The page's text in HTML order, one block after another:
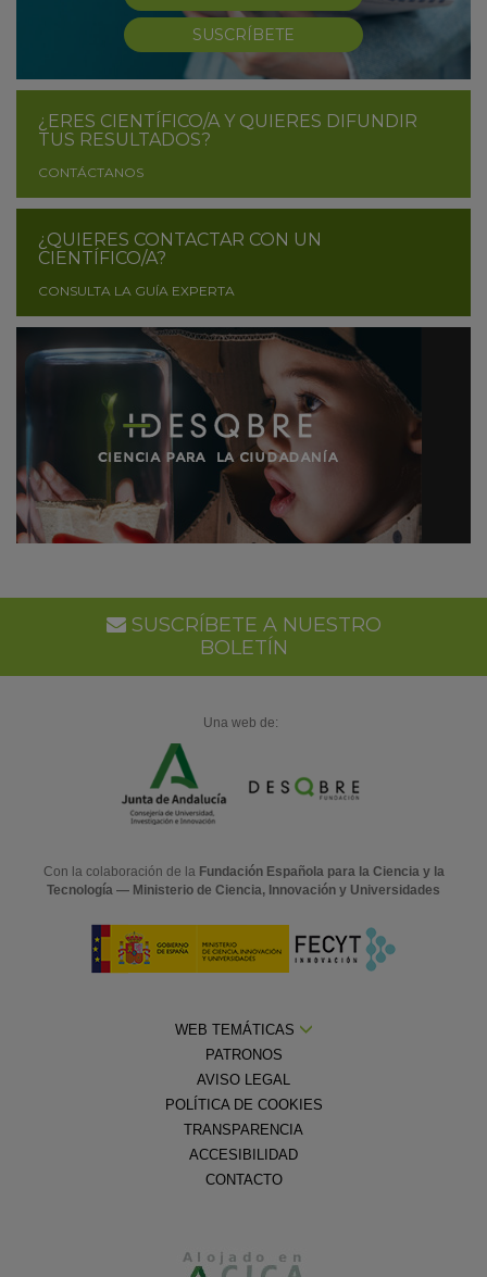
SUSCRÍBETE
¿ERES CIENTÍFICO/A Y QUIERES DIFUNDIR
TUS RESULTADOS?
CONTÁCTANOS
¿QUIERES CONTACTAR CON UN
CIENTÍFICO/A?
CONSULTA LA GUÍA EXPERTA
SUSCRÍBETE A NUESTRO
BOLETÍN
Una web de:
Con la colaboración de la Fundación Española para la Ciencia y la
Tecnología — Ministerio de Ciencia, Innovación y Universidades
WEB TEMÁTICAS
PATRONOS
AVISO LEGAL
POLÍTICA DE COOKIES
TRANSPARENCIA
ACCESIBILIDAD
CONTACTO